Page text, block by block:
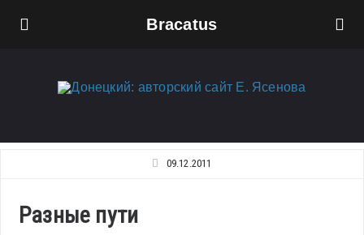
Bracatus
09.12.2011
Разные пути